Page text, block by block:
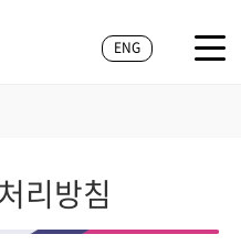
ENG
리방침